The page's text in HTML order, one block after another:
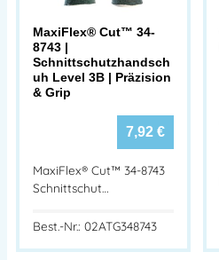
MaxiFlex® Cut™ 34-
8743 |
Schnittschutzhandsch
uh Level 3B | Präzision
& Grip
7,92 €
MaxiFlex® Cut™ 34-8743
Schnittschut…
Best.-Nr.: 02ATG348743